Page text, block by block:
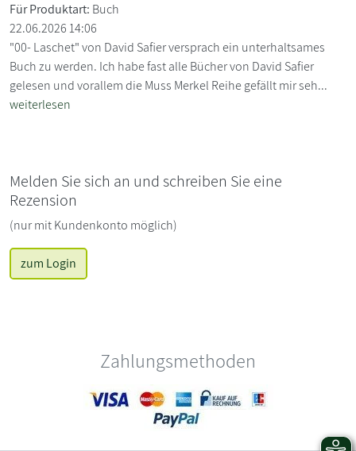
Für Produktart: Buch
22.06.2026 14:06
"00- Laschet" von David Safier versprach ein unterhaltsames
Buch zu werden. Ich habe fast alle Bücher von David Safier
gelesen und vorallem die Muss Merkel Reihe gefällt mir seh...
weiterlesen
Melden Sie sich an und schreiben Sie eine
Rezension
(nur mit Kundenkonto möglich)
zum Login
Zahlungsmethoden